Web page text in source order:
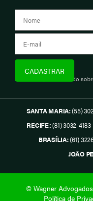
Assine e fique informado
SANTA MARIA:(55)
RECIFE:(81) 3032-4183
BRASÍLIA:(61)
JOÃO
© Wagner
Política de